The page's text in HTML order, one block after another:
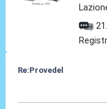
Re:Provedel